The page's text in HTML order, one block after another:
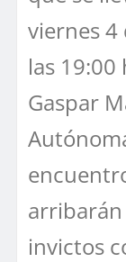
viernes
las 19:00
Gaspar
invictos